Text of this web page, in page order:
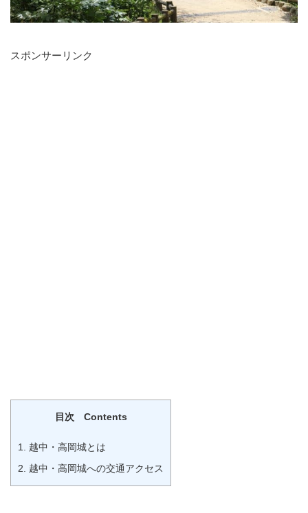
スポンサーリンク
目次 Contents
1.
越中・高岡城とは
2.
越中・高岡城への交通アクセス